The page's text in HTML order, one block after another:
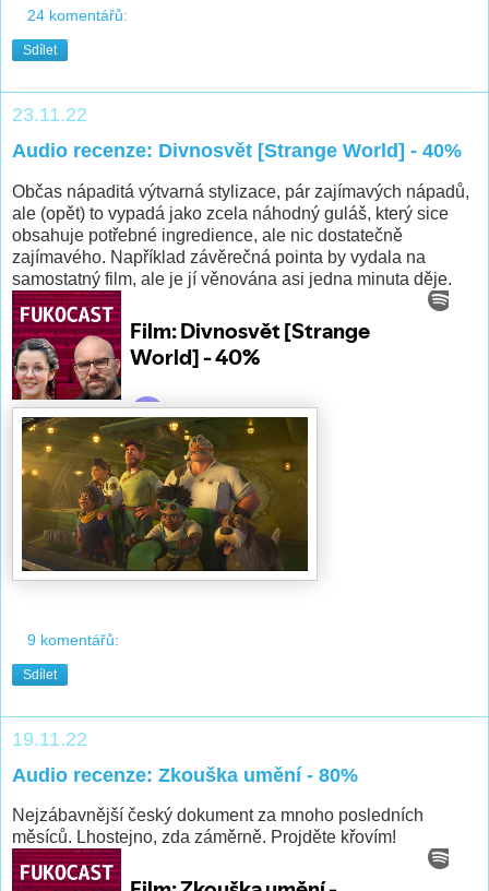
24 komentářů:
Sdílet
23.11.22
Audio recenze: Divnosvět [Strange World] - 40%
Občas nápaditá výtvarná stylizace, pár zajímavých nápadů,
ale (opět) to vypadá jako zcela náhodný guláš, který sice
obsahuje potřebné ingredience, ale nic dostatečně
zajímavého. Například závěrečná pointa by vydala na
samostatný film, ale je jí věnována asi jedna minuta děje.
9 komentářů:
Sdílet
19.11.22
Audio recenze: Zkouška umění - 80%
Nejzábavnější český dokument za mnoho posledních
měsíců. Lhostejno, zda záměrně. Projděte křovím!